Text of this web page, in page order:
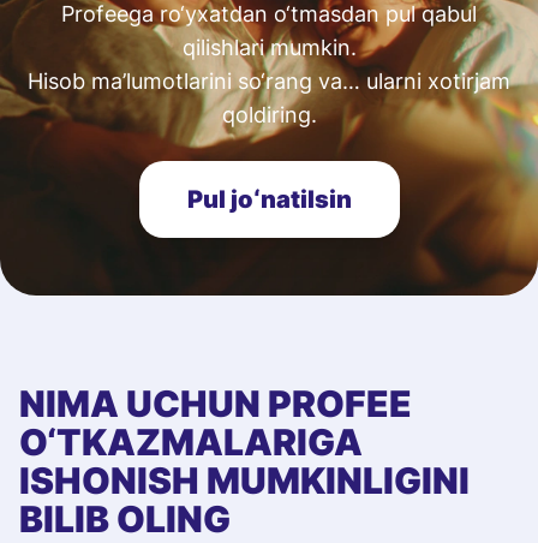
Profeega ro‘yxatdan o‘tmasdan pul qabul
qilishlari mumkin.
Hisob ma’lumotlarini so‘rang va… ularni xotirjam
qoldiring.
Pul joʻnatilsin
NIMA UCHUN PROFEE
O‘TKAZMALARIGA
ISHONISH MUMKINLIGINI
BILIB OLING